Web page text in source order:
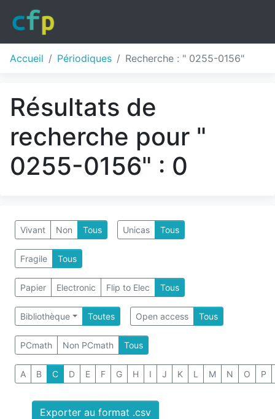
Accueil Périodiques Recherche : " 0255-0156"
Résultats de
recherche pour "
0255-0156" : 0
Vivant Non Tous Unicas Tous
Fragile Tous
Papier Electronic Flip to Elec Tous
Bibliothèque Toutes Open access Tous
PCmath Non PCmath Tous
A B C D E F G H I J K L M N O P
Exporter au format .csv